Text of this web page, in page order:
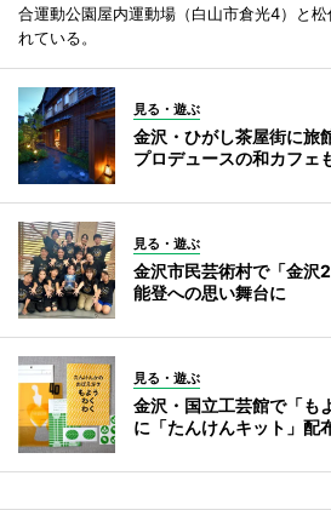
合運動公園屋内運動場（白山市倉光4）と
れている。
見る・遊ぶ
金沢・ひがし茶屋街に
プロデュースの和カフェ
見る・遊ぶ
金沢市民芸術村で「金
能登への思い舞台に
見る・遊ぶ
金沢・国立工芸館で「
に「たんけんキット」配